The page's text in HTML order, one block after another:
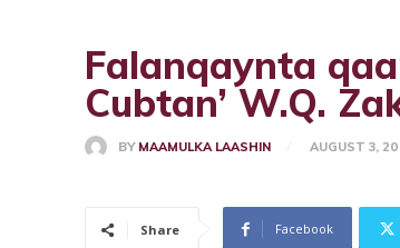
Falanqaynta
Cubtan’ W.Q.
BY MAAMULKA LAASHIN AUGUST 3,
Share Facebook